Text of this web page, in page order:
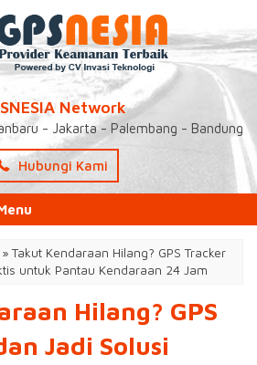
Network
- Jakarta - Palembang - Bandung
Hubungi Kami
»Takut Kendaraan Hilang? GPS Tracker
untuk Pantau Kendaraan 24 Jam
Hilang? GPS
Jadi Solusi